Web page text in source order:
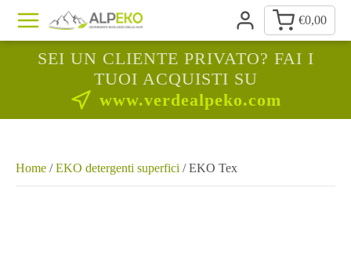
€0,00
SEI UN CLIENTE PRIVATO? FAI I
TUOI ACQUISTI SU
www.verdealpeko.com
Home /EKO detergenti superfici / EKO Tex